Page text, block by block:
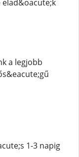
a legjobb
1-3 napig